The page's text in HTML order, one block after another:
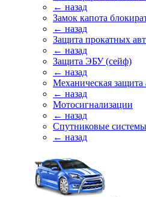
← назад
Замок капота
← назад
Защита прокатных
← назад
Защита ЭБУ (сейф)
← назад
Механическая защита
← назад
Мотосигнализации
← назад
Спутниковые системы
← назад